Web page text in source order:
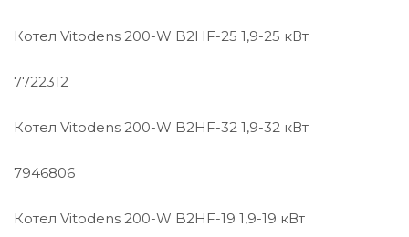
Котел Vitodens 200-W B2HF-25 1,9-25 кВт
7722312
Котел Vitodens 200-W B2HF-32 1,9-32 кВт
7946806
Котел Vitodens 200-W B2HF-19 1,9-19 кВт